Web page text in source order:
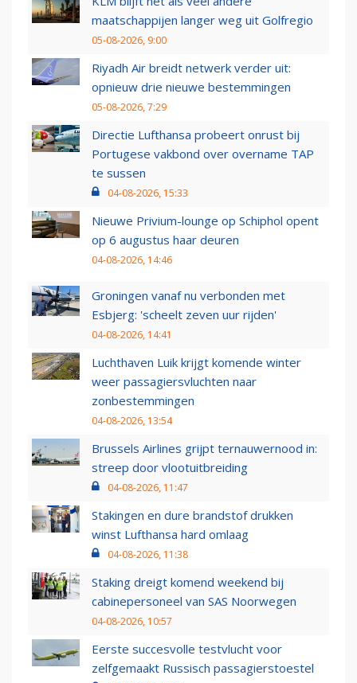
maatschappijen langer weg uit Golfregio
05-08-2026, 9:00
Riyadh Air breidt netwerk verder uit:
opnieuw drie nieuwe bestemmingen
05-08-2026, 7:29
Directie Lufthansa probeert onrust bij
Portugese vakbond over overname TAP
te sussen
04-08-2026, 15:33
Nieuwe Privium-lounge op Schiphol opent
op 6 augustus haar deuren
04-08-2026, 14:46
Groningen vanaf nu verbonden met
Esbjerg: 'scheelt zeven uur rijden'
04-08-2026, 14:41
Luchthaven Luik krijgt komende winter
weer passagiersvluchten naar
zonbestemmingen
04-08-2026, 13:54
Brussels Airlines grijpt ternauwernood in:
streep door vlootuitbreiding
04-08-2026, 11:47
Stakingen en dure brandstof drukken
winst Lufthansa hard omlaag
04-08-2026, 11:38
Staking dreigt komend weekend bij
cabinepersoneel van SAS Noorwegen
04-08-2026, 10:57
Eerste succesvolle testvlucht voor
zelfgemaakt Russisch passagierstoestel